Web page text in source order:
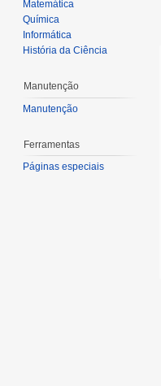
Matemática
Química
Informática
História da Ciência
Manutenção
Manutenção
Ferramentas
Páginas especiais